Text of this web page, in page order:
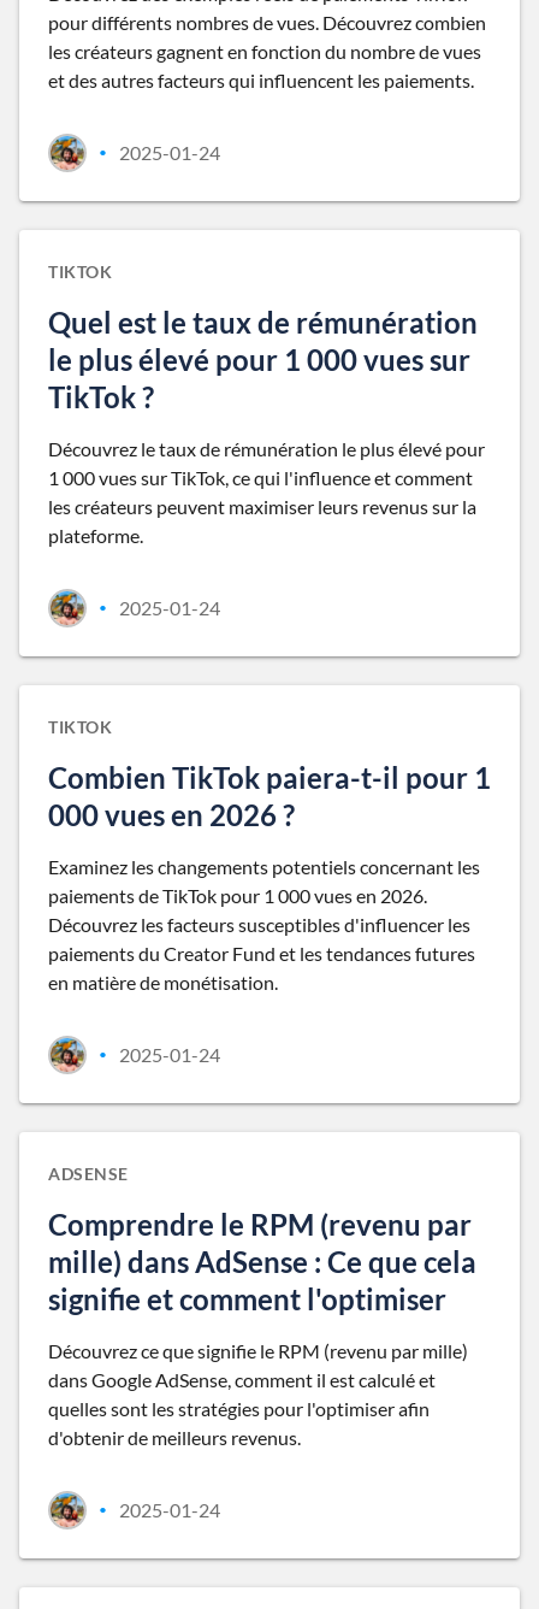
pour différents nombres de vues. Découvrez combien
les créateurs gagnent en fonction du nombre de vues
et des autres facteurs qui influencent les paiements.
• 2025-01-24
TIKTOK
Quel est le taux de rémunération
le plus élevé pour 1 000 vues sur
TikTok ?
Découvrez le taux de rémunération le plus élevé pour
1 000 vues sur TikTok, ce qui l'influence et comment
les créateurs peuvent maximiser leurs revenus sur la
plateforme.
• 2025-01-24
TIKTOK
Combien TikTok paiera-t-il pour 1
000 vues en 2026 ?
Examinez les changements potentiels concernant les
paiements de TikTok pour 1 000 vues en 2026.
Découvrez les facteurs susceptibles d'influencer les
paiements du Creator Fund et les tendances futures
en matière de monétisation.
• 2025-01-24
ADSENSE
Comprendre le RPM (revenu par
mille) dans AdSense : Ce que cela
signifie et comment l'optimiser
Découvrez ce que signifie le RPM (revenu par mille)
dans Google AdSense, comment il est calculé et
quelles sont les stratégies pour l'optimiser afin
d'obtenir de meilleurs revenus.
• 2025-01-24